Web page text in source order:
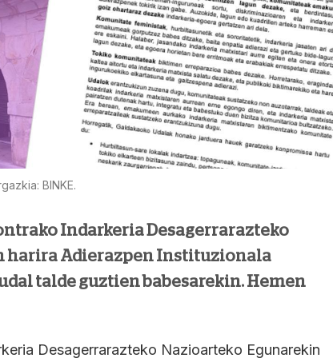
BINKE.
Indarkeria Desagerrarazteko
harira Adierazpen Instituzionala
talde guztien babesarekin. Hemen
Desagerrarazteko Nazioarteko Egunarekin